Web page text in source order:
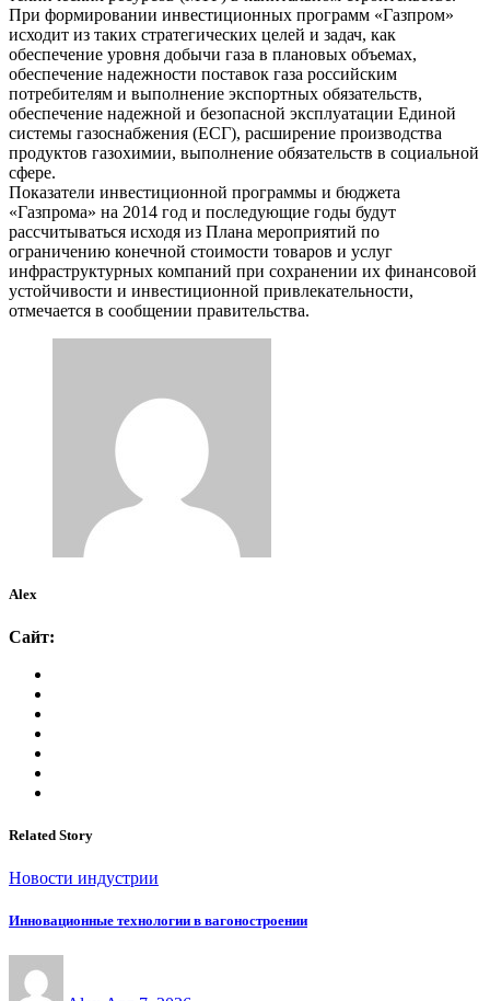
При формировании инвестиционных программ «Газпром»
исходит из таких стратегических целей и задач, как
обеспечение уровня добычи газа в плановых объемах,
обеспечение надежности поставок газа российским
потребителям и выполнение экспортных обязательств,
обеспечение надежной и безопасной эксплуатации Единой
системы газоснабжения (ЕСГ), расширение производства
продуктов газохимии, выполнение обязательств в социальной
сфере.
Показатели инвестиционной программы и бюджета
«Газпрома» на 2014 год и последующие годы будут
рассчитываться исходя из Плана мероприятий по
ограничению конечной стоимости товаров и услуг
инфраструктурных компаний при сохранении их финансовой
устойчивости и инвестиционной привлекательности,
отмечается в сообщении правительства.
Alex
Сайт:
Related Story
Новости индустрии
Инновационные технологии в вагоностроении